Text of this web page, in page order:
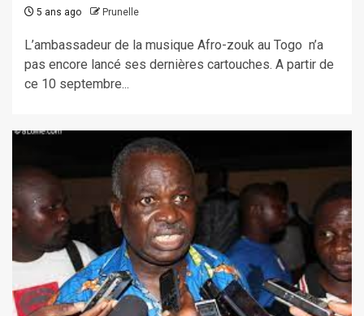
5 ans ago Prunelle
L’ambassadeur de la musique Afro-zouk au Togo n’a
pas encore lancé ses dernières cartouches. A partir de
ce 10 septembre...